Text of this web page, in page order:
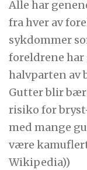
Alle har
fra hver av
sykdommer
foreldrene har
halvparten av
Gutter blir
risiko for
med mange
være
Wikipedia))